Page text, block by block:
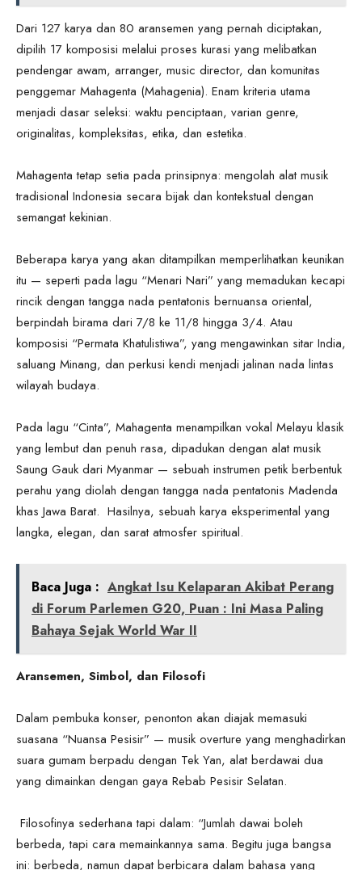
Dari 127 karya dan 80 aransemen yang pernah diciptakan,
dipilih 17 komposisi melalui proses kurasi yang melibatkan
pendengar awam, arranger, music director, dan komunitas
penggemar Mahagenta (Mahagenia). Enam kriteria utama
menjadi dasar seleksi: waktu penciptaan, varian genre,
originalitas, kompleksitas, etika, dan estetika.
Mahagenta tetap setia pada prinsipnya: mengolah alat musik
tradisional Indonesia secara bijak dan kontekstual dengan
semangat kekinian.
Beberapa karya yang akan ditampilkan memperlihatkan keunikan
itu — seperti pada lagu “Menari Nari” yang memadukan kecapi
rincik dengan tangga nada pentatonis bernuansa oriental,
berpindah birama dari 7/8 ke 11/8 hingga 3/4. Atau
komposisi “Permata Khatulistiwa”, yang mengawinkan sitar India,
saluang Minang, dan perkusi kendi menjadi jalinan nada lintas
wilayah budaya.
Pada lagu “Cinta”, Mahagenta menampilkan vokal Melayu klasik
yang lembut dan penuh rasa, dipadukan dengan alat musik
Saung Gauk dari Myanmar — sebuah instrumen petik berbentuk
perahu yang diolah dengan tangga nada pentatonis Madenda
khas Jawa Barat. Hasilnya, sebuah karya eksperimental yang
langka, elegan, dan sarat atmosfer spiritual.
Baca Juga : Angkat Isu Kelaparan Akibat Perang
di Forum Parlemen G20, Puan : Ini Masa Paling
Bahaya Sejak World War II
Aransemen, Simbol, dan Filosofi
Dalam pembuka konser, penonton akan diajak memasuki
suasana “Nuansa Pesisir” — musik overture yang menghadirkan
suara gumam berpadu dengan Tek Yan, alat berdawai dua
yang dimainkan dengan gaya Rebab Pesisir Selatan.
Filosofinya sederhana tapi dalam: “Jumlah dawai boleh
berbeda, tapi cara memainkannya sama. Begitu juga bangsa
ini: berbeda, namun dapat berbicara dalam bahasa yang